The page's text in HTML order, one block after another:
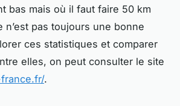
bas mais où il faut faire 50 km
n’est pas toujours une bonne
ces statistiques et comparer
elles, on peut consulter le site
.